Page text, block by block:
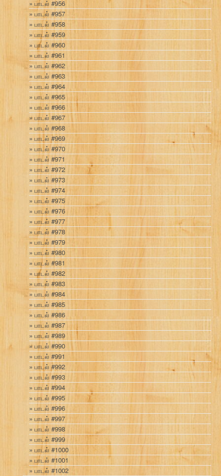
பாடல் #956
பாடல் #957
பாடல் #958
பாடல் #959
பாடல் #960
பாடல் #961
பாடல் #962
பாடல் #963
பாடல் #964
பாடல் #965
பாடல் #966
பாடல் #967
பாடல் #968
பாடல் #969
பாடல் #970
பாடல் #971
பாடல் #972
பாடல் #973
பாடல் #974
பாடல் #975
பாடல் #976
பாடல் #977
பாடல் #978
பாடல் #979
பாடல் #980
பாடல் #981
பாடல் #982
பாடல் #983
பாடல் #984
பாடல் #985
பாடல் #986
பாடல் #987
பாடல் #989
பாடல் #990
பாடல் #991
பாடல் #992
பாடல் #993
பாடல் #994
பாடல் #995
பாடல் #996
பாடல் #997
பாடல் #998
பாடல் #999
பாடல் #1000
பாடல் #1001
பாடல் #1002